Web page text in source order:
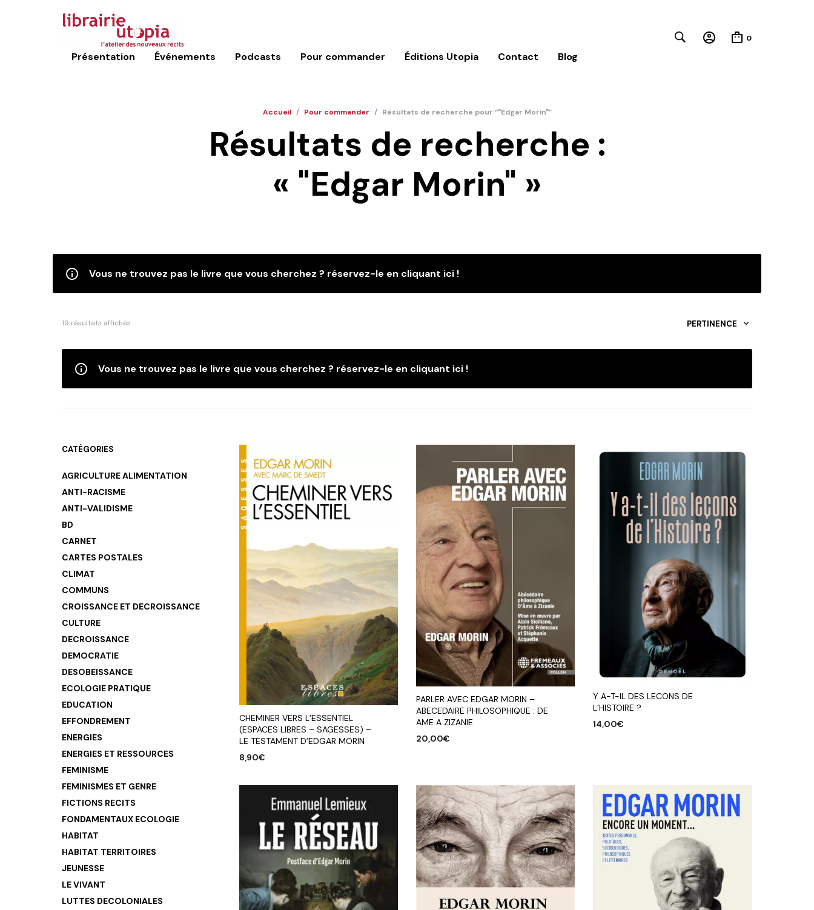
Présentation Événements Podcasts Pour commander Éditions Utopia Contact Blog
0
Accueil / Pour commander / Résultats de recherche pour “"Edgar Morin"”
Résultats de recherche :
« "Edgar Morin" »
Vous ne trouvez pas le livre que vous cherchez ? réservez-le en cliquant ici !
19 résultats affichés
au
ancien
PERTINENCE
Vous ne trouvez pas le livre que vous cherchez ? réservez-le en cliquant ici !
CATÉGORIES
AGRICULTURE ALIMENTATION
ANTI-RACISME
ANTI-VALIDISME
BD
CARNET
CARTES POSTALES
CLIMAT
COMMUNS
CROISSANCE ET DECROISSANCE
CULTURE
DECROISSANCE
DEMOCRATIE
DESOBEISSANCE
ECOLOGIE PRATIQUE
EDUCATION
EFFONDREMENT
ENERGIES
ENERGIES ET RESSOURCES
FEMINISME
FEMINISMES ET GENRE
FICTIONS RECITS
FONDAMENTAUX ECOLOGIE
HABITAT
HABITAT TERRITOIRES
JEUNESSE
LE VIVANT
LUTTES DECOLONIALES
CHEMINER VERS L’ESSENTIEL
(ESPACES LIBRES – SAGESSES) –
LE TESTAMENT D’EDGAR MORIN
8,90€
PARLER AVEC EDGAR MORIN –
ABECEDAIRE PHILOSOPHIQUE : DE
AME A ZIZANIE
20,00€
Y A-T-IL DES LECONS DE
L’HISTOIRE ?
14,00€